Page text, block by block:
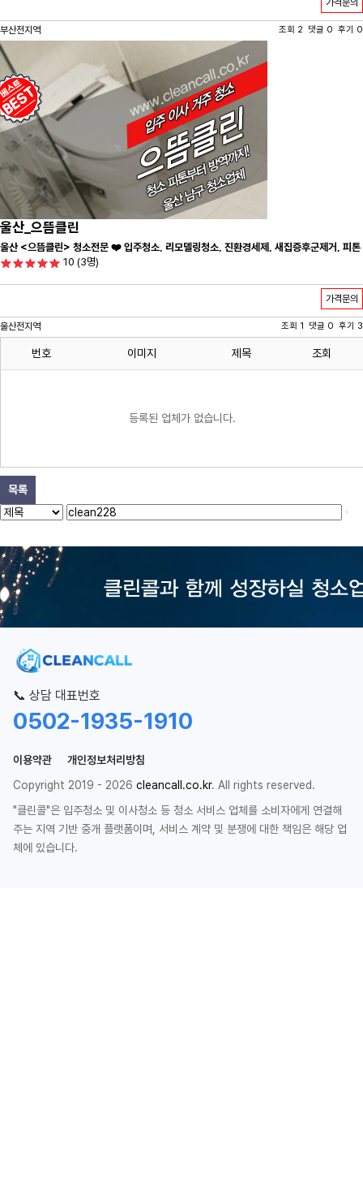
가격문의
부산전지역 조회 2 댓글 0 후기 0
울산_으뜸클린
울산 <으뜸클린> 청소전문 ❤️ 입주청소, 리모델링청소, 진환경세제, 새집증후군제거, 피톤
치드시공 전문 청소 업체 ❤️
10 (3명)
가격문의
울산전지역 조회 1 댓글 0 후기 3
번호 이미지 제목 조회
등록된 업체가 없습니다.
목록
📞 상담 대표번호
0502-1935-1910
이용약관
개인정보처리방침
Copyright 2019 - 2026 cleancall.co.kr. All rights reserved.
"클린콜"은 입주청소 및 이사청소 등 청소 서비스 업체를 소비자에게 연결해
주는 지역 기반 중개 플랫폼이며, 서비스 계약 및 분쟁에 대한 책임은 해당 업
체에 있습니다.